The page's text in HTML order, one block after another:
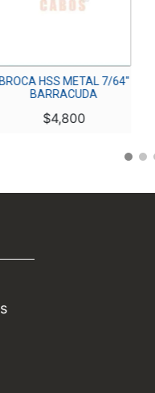
BROCA HSS METAL 7/64″
BARRACUDA
$4,800